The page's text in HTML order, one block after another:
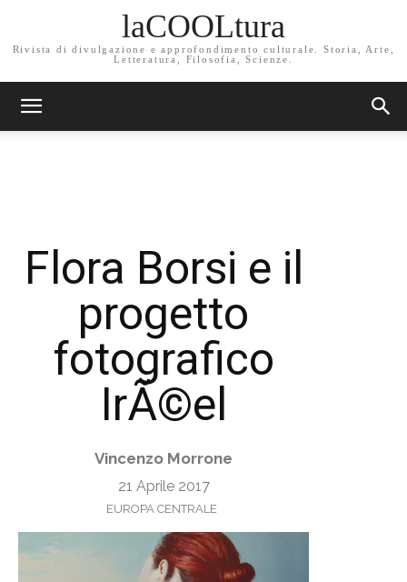
laCOOLtura
Rivista di divulgazione e approfondimento culturale. Storia, Arte,
Letteratura, Filosofia, Scienze.
Flora Borsi e il
progetto
fotografico
IrÃ©el
Vincenzo Morrone
21 Aprile 2017
EUROPA CENTRALE